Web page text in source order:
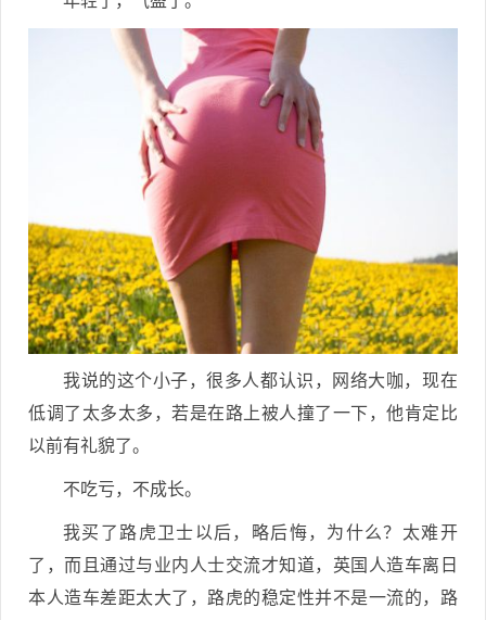
我说的这个小子，很多人都认识，网络大咖，现在
低调了太多太多，若是在路上被人撞了一下，他肯定比
以前有礼貌了。
不吃亏，不成长。
我买了路虎卫士以后，略后悔，为什么？太难开
了，而且通过与业内人士交流才知道，英国人造车离日
本人造车差距太大了，路虎的稳定性并不是一流的，路